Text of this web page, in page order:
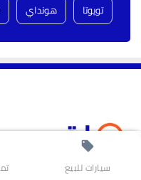
تويوتا هونداي
سيارات للبيع